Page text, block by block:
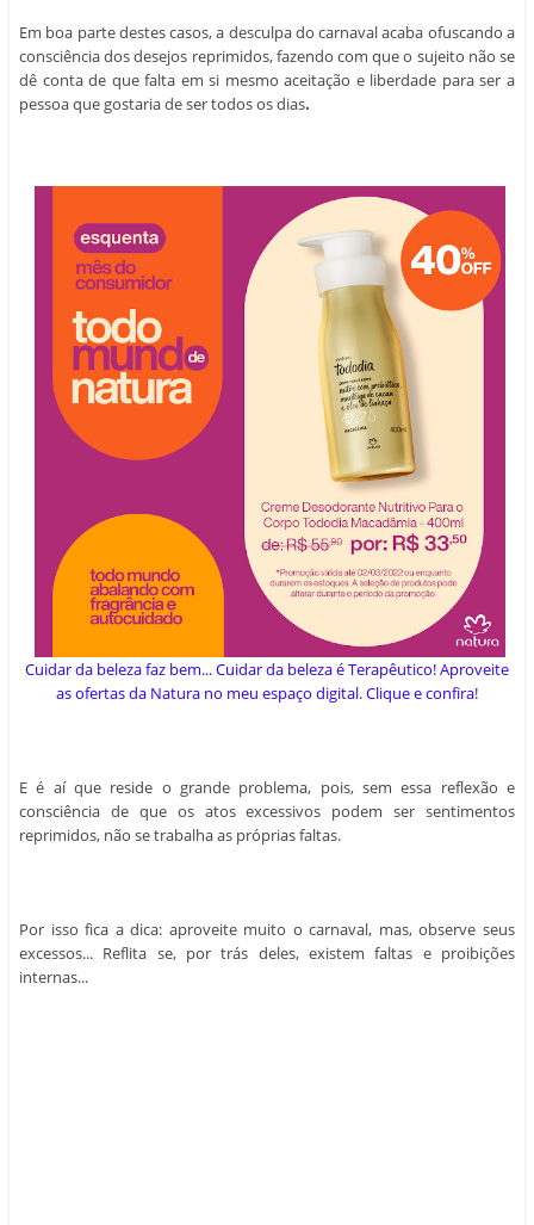
Em boa parte destes casos, a desculpa do carnaval acaba ofuscando a
consciência dos desejos reprimidos, fazendo com que o sujeito não se
dê conta de que falta em si mesmo aceitação e liberdade para ser a
pessoa que gostaria de ser todos os dias.
Cuidar da beleza faz bem... Cuidar da beleza é Terapêutico! Aproveite
as ofertas da Natura no meu espaço digital. Clique e confira!
E é aí que reside o grande problema, pois, sem essa reflexão e
consciência de que os atos excessivos podem ser sentimentos
reprimidos, não se trabalha as próprias faltas.
Por isso fica a dica: aproveite muito o carnaval, mas, observe seus
excessos... Reflita se, por trás deles, existem faltas e proibições
internas...